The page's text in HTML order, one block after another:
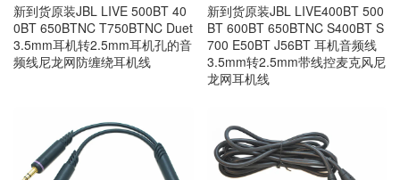
新到货原装JBL LIVE 500BT 40
0BT 650BTNC T750BTNC Duet
3.5mm耳机转2.5mm耳机孔的音
频线尼龙网防缠绕耳机线
新到货原装JBL LIVE400BT 500
BT 600BT 650BTNC S400BT S
700 E50BT J56BT 耳机音频线
3.5mm转2.5mm带线控麦克风尼
龙网耳机线